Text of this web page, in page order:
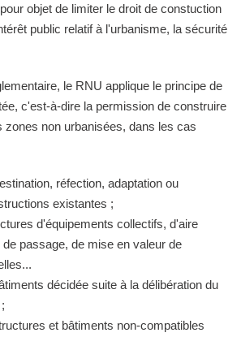
objet de limiter le droit de constuction
public relatif à l'urbanisme, la sécurité
le RNU applique le principe de
c'est-à-dire la permission de construire
zones non urbanisées, dans les cas
réfection, adaptation ou
existantes ;
d'équipements collectifs, d'aire
passage, de mise en valeur de
décidée suite à la délibération du
et bâtiments non-compatibles